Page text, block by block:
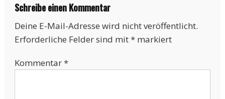
Schreibe einen Kommentar
Deine E-Mail-Adresse wird nicht veröffentlicht.
Erforderliche Felder sind mit*markiert
Kommentar*